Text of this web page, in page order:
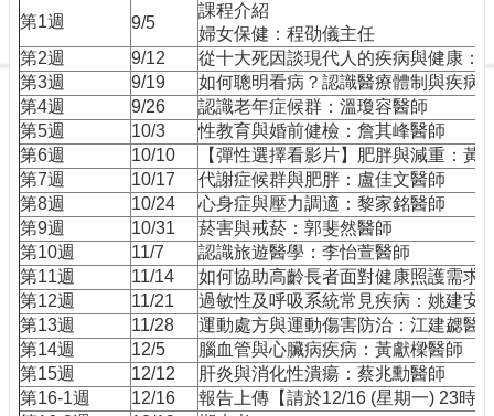
第1週
9/5
課程介紹
婦女保健：程劭儀主任
第2週
9/12
從十大死因談現代人的疾病與健康：
第3週
9/19
如何聰明看病？認識醫療體制與疾病
第4週
9/26
認識老年症候群：溫瓊容醫師
第5週
10/3
性教育與婚前健檢：詹其峰醫師
第6週
10/10
【彈性選擇看影片】肥胖與減重：黃
第7週
10/17
代謝症候群與肥胖：盧佳文醫師
第8週
10/24
心身症與壓力調適：黎家銘醫師
第9週
10/31
菸害與戒菸：郭斐然醫師
第10週
11/7
認識旅遊醫學：李怡萱醫師
第11週
11/14
如何協助高齡長者面對健康照護需求
第12週
11/21
過敏性及呼吸系統常見疾病：姚建安
第13週
11/28
運動處方與運動傷害防治：江建勰醫
第14週
12/5
腦血管與心臟病疾病：黃獻樑醫師
第15週
12/12
肝炎與消化性潰瘍：蔡兆勳醫師
第16-1週
12/16
報告上傳【請於12/16 (星期一) 23時